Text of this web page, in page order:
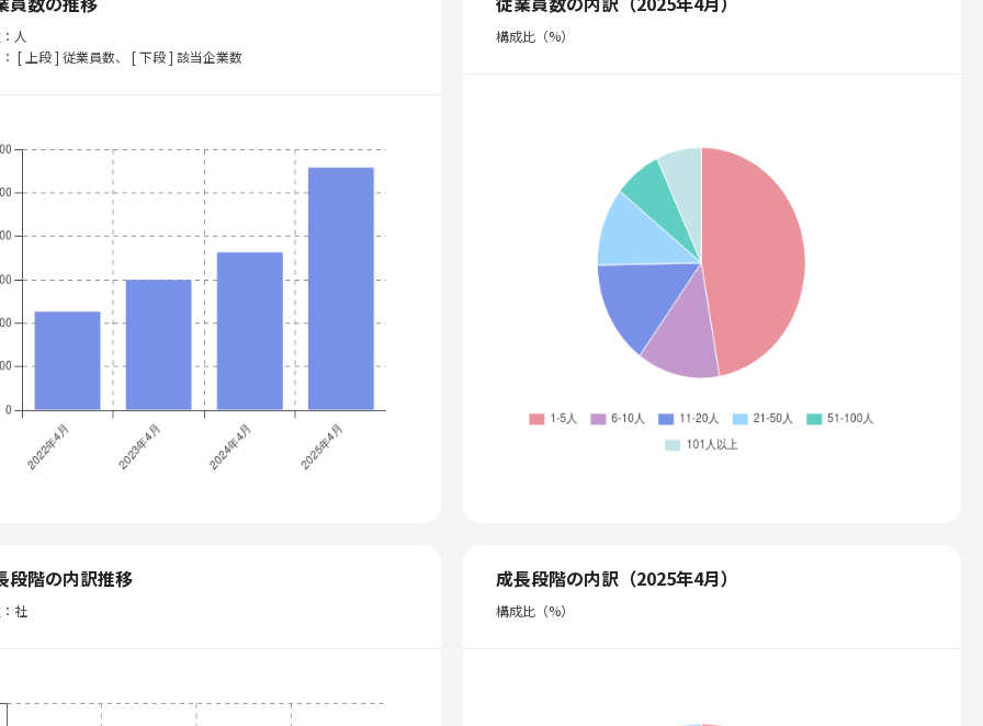
人
[ 上段 ] 従業員数、 [ 下段 ] 該当企業数
構成比（%）
段階の内訳推移
社
成長段階の内訳（2025年4月）
構成比（%）